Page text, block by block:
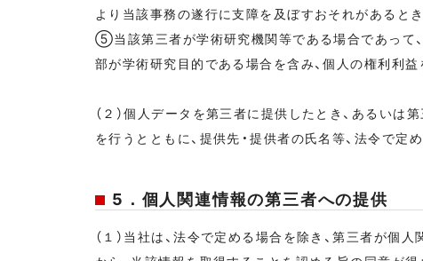
より当該事務の遂行に支障を及ぼすおそれがあるとき
⑤当該第三者が学術研究機関等である場合であって
部が学術研究目的である場合を含み、個人の権利利益
（２）個人データを第三者に提供したとき、あるいは
を行うとともに、提供先・提供者の氏名等、法令で定
5．個人関連情報の第三者への提供
（１）当社は、法令で定める場合を除き、第三者が